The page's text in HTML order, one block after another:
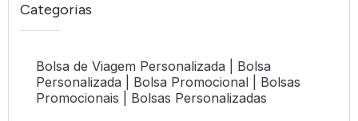
Categorias
Bolsa de Viagem Personalizada | Bolsa
Personalizada | Bolsa Promocional | Bolsas
Promocionais | Bolsas Personalizadas